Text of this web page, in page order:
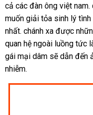
khấu
cả chất
lượng
các đàn ông việt nam.
muốn giải tỏa sinh lý tình
nhấtnhận
xét
. chánh xa sửa
chữa
được hỗ
trợ
quan hệ ngoài luồng tức
gái mại dâm nơi
sẽ dẫn đến
nhiễm.